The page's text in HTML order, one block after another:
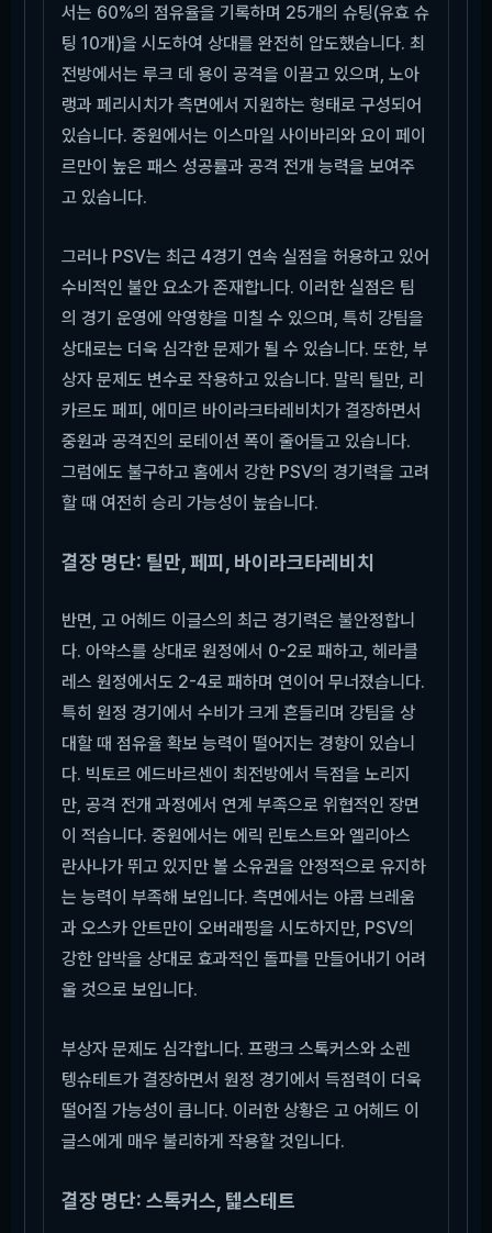
서는 60%의 점유율을 기록하며 25개의 슈팅(유효 슈
팅 10개)을 시도하여 상대를 완전히 압도했습니다. 최
전방에서는 루크 데 용이 공격을 이끌고 있으며, 노아
랭과 페리시치가 측면에서 지원하는 형태로 구성되어
있습니다. 중원에서는 이스마일 사이바리와 요이 페이
르만이 높은 패스 성공률과 공격 전개 능력을 보여주
고 있습니다.
그러나 PSV는 최근 4경기 연속 실점을 허용하고 있어
수비적인 불안 요소가 존재합니다. 이러한 실점은 팀
의 경기 운영에 악영향을 미칠 수 있으며, 특히 강팀을
상대로는 더욱 심각한 문제가 될 수 있습니다. 또한, 부
상자 문제도 변수로 작용하고 있습니다. 말릭 틸만, 리
카르도 페피, 에미르 바이라크타레비치가 결장하면서
중원과 공격진의 로테이션 폭이 줄어들고 있습니다.
그럼에도 불구하고 홈에서 강한 PSV의 경기력을 고려
할 때 여전히 승리 가능성이 높습니다.
결장 명단: 틸만, 페피, 바이라크타레비치
반면, 고 어헤드 이글스의 최근 경기력은 불안정합니
다. 아약스를 상대로 원정에서 0-2로 패하고, 헤라클
레스 원정에서도 2-4로 패하며 연이어 무너졌습니다.
특히 원정 경기에서 수비가 크게 흔들리며 강팀을 상
대할 때 점유율 확보 능력이 떨어지는 경향이 있습니
다. 빅토르 에드바르센이 최전방에서 득점을 노리지
만, 공격 전개 과정에서 연계 부족으로 위협적인 장면
이 적습니다. 중원에서는 에릭 린토스트와 엘리아스
란사나가 뛰고 있지만 볼 소유권을 안정적으로 유지하
는 능력이 부족해 보입니다. 측면에서는 야콥 브레움
과 오스카 안트만이 오버래핑을 시도하지만, PSV의
강한 압박을 상대로 효과적인 돌파를 만들어내기 어려
울 것으로 보입니다.
부상자 문제도 심각합니다. 프랭크 스톡커스와 소렌
텡슈테트가 결장하면서 원정 경기에서 득점력이 더욱
떨어질 가능성이 큽니다. 이러한 상황은 고 어헤드 이
글스에게 매우 불리하게 작용할 것입니다.
결장 명단: 스톡커스, 텙스테트